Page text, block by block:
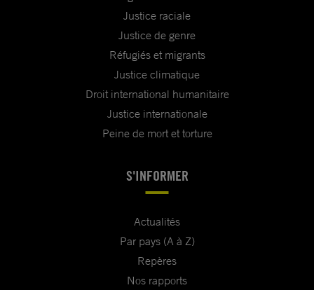
Justice raciale
Justice de genre
Réfugiés et migrants
Justice climatique
Droit international humanitaire
Justice internationale
Peine de mort et torture
S'INFORMER
Actualités
Par pays (A à Z)
Repères
Nos rapports